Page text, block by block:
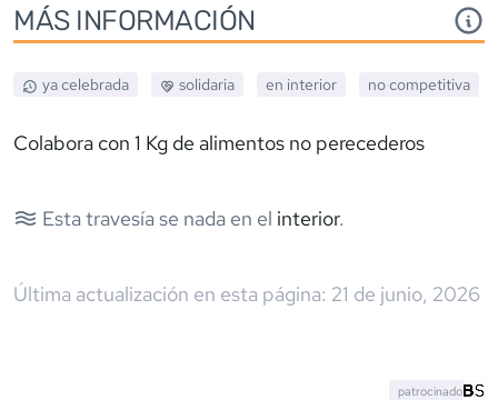
MÁS INFORMACIÓN
ya celebrada solidaria en interior no competitiva
Colabora con 1 Kg de alimentos no perecederos
Esta travesía se nada en el interior.
Última actualización en esta página: 21 de junio, 2026
patrocinado